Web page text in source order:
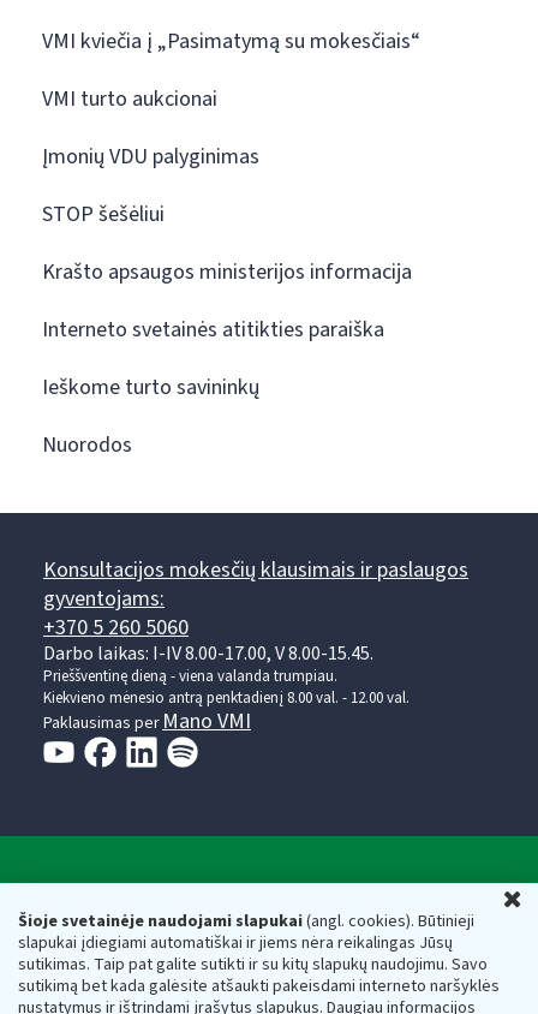
Šioje svetainėje naudojami slapukai(angl. cookies). Būtinieji
slapukai įdiegiami automatiškai ir jiems nėra reikalingas Jūsų
sutikimas. Taip pat galite sutikti ir su kitų slapukų naudojimu. Savo
sutikimą bet kada galėsite atšaukti pakeisdami interneto naršyklės
nustatymus ir ištrindami įrašytus slapukus. Daugiau informacijos
VMI kviečia į „Pasimatymą su mokesčiais“
VMI turto aukcionai
Įmonių VDU palyginimas
STOP šešėliui
Krašto apsaugos ministerijos informacija
Interneto svetainės atitikties paraiška
Ieškome turto savininkų
Nuorodos
Konsultacijos mokesčių klausimais ir paslaugos
gyventojams:
+370 5 260 5060
Darbo laikas: I-IV 8.00-17.00, V 8.00-15.45.
Prieššventinę dieną - viena valanda trumpiau.
Kiekvieno mėnesio antrą penktadienį 8.00 val. - 12.00 val.
Paklausimas per Mano VMI
Respublikos finansų ministerijos
Biudžetinė įstaiga. Juridinio asmens kodas — 188659752,
adresas: Vasario 16-osios g. 14, 01107 Vilnius, Lietuva, el.paštas:
vmi@vmi.lt, E. pristatymo dėžutės adresas 188659752